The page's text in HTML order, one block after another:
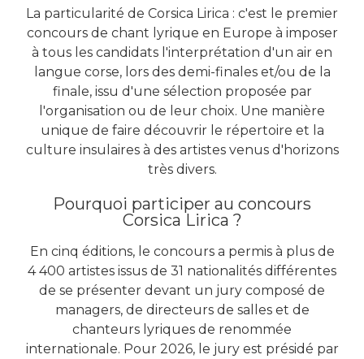
La particularité de Corsica Lirica : c'est le premier
concours de chant lyrique en Europe à imposer
à tous les candidats l'interprétation d'un air en
langue corse, lors des demi-finales et/ou de la
finale, issu d'une sélection proposée par
l'organisation ou de leur choix. Une manière
unique de faire découvrir le répertoire et la
culture insulaires à des artistes venus d'horizons
très divers.
Pourquoi participer au concours
Corsica Lirica ?
En cinq éditions, le concours a permis à plus de
4 400 artistes issus de 31 nationalités différentes
de se présenter devant un jury composé de
managers, de directeurs de salles et de
chanteurs lyriques de renommée
internationale. Pour 2026, le jury est présidé par